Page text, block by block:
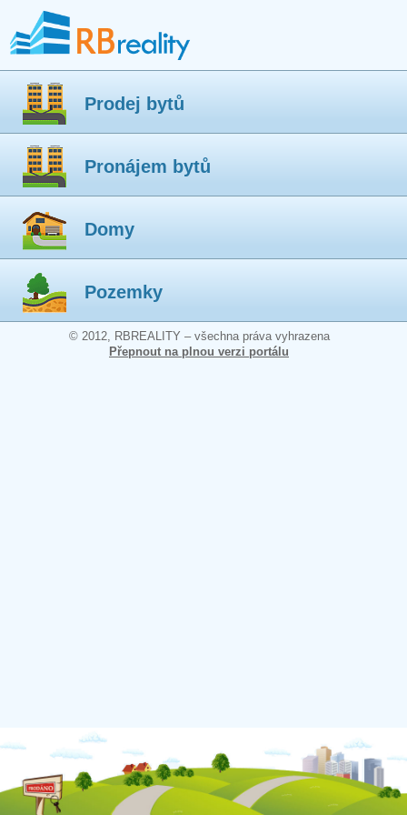
Prodej bytů
Pronájem bytů
Domy
Pozemky
© 2012, RBREALITY – všechna práva vyhrazena
Přepnout na plnou verzi portálu